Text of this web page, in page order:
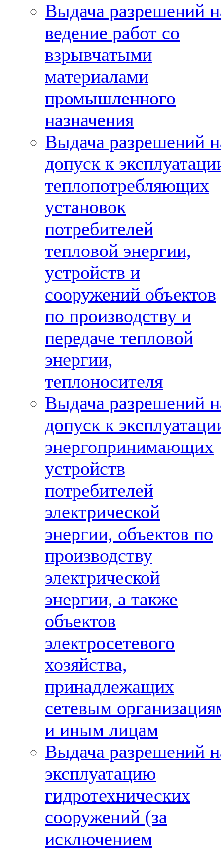
Выдача разрешений
ведение работ со
взрывчатыми
материалами
промышленного
назначения
Выдача разрешений
допуск к
теплопотребляющих
установок
потребителей
тепловой энергии,
устройств и
сооружений объектов
по производству и
передаче тепловой
энергии,
теплоносителя
Выдача разрешений
допуск к
энергопринимающих
устройств
потребителей
электрической
энергии, объектов по
производству
электрической
энергии, а также
объектов
электросетевого
хозяйства,
принадлежащих
сетевым
и иным лицам
Выдача разрешений
эксплуатацию
гидротехнических
сооружений (за
исключением